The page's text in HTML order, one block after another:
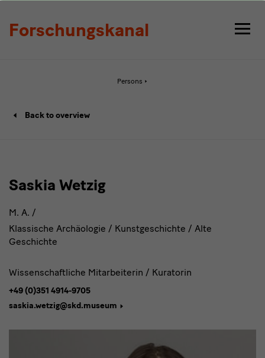
Forschungskanal
Persons
Person
Back to overview
Saskia Wetzig
M. A. /
Klassische Archäologie / Kunstgeschichte / Alte
Geschichte
Wissenschaftliche Mitarbeiterin / Kuratorin
+49 (0)351 4914-9705
saskia.wetzig@skd.museum